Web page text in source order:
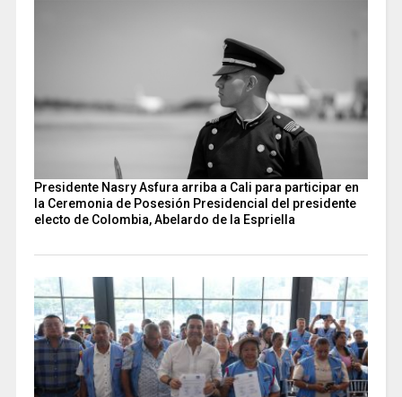
Presidente Nasry Asfura arriba a Cali para participar en
la Ceremonia de Posesión Presidencial del presidente
electo de Colombia, Abelardo de la Espriella